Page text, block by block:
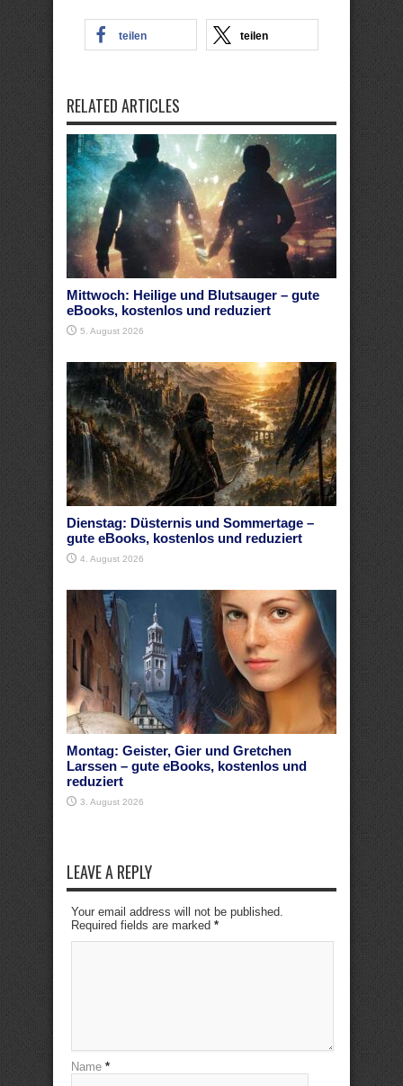
teilen teilen
RELATED ARTICLES
Mittwoch: Heilige und Blutsauger – gute
eBooks, kostenlos und reduziert
5. August 2026
Dienstag: Düsternis und Sommertage –
gute eBooks, kostenlos und reduziert
4. August 2026
Montag: Geister, Gier und Gretchen
Larssen – gute eBooks, kostenlos und
reduziert
3. August 2026
LEAVE A REPLY
Your email address will not be published.
Required fields are marked *
Name *